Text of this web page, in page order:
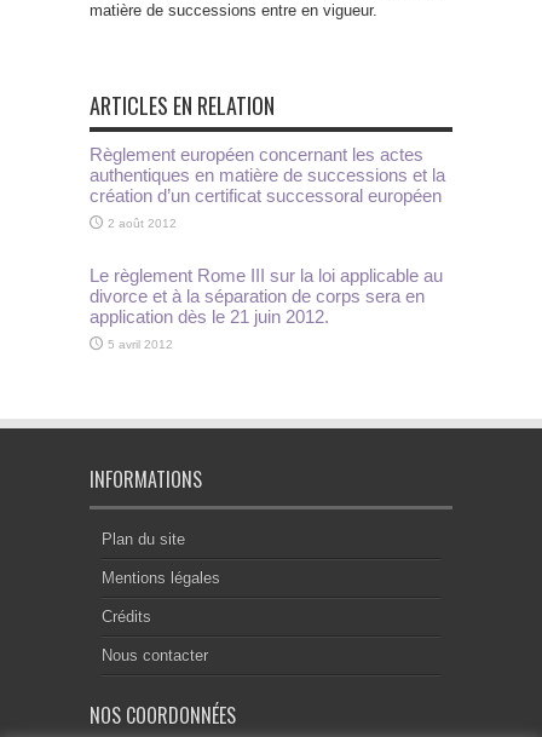
matière de successions entre en vigueur.
ARTICLES EN RELATION
Règlement européen concernant les actes
authentiques en matière de successions et la
création d’un certificat successoral européen
2 août 2012
Le règlement Rome III sur la loi applicable au
divorce et à la séparation de corps sera en
application dès le 21 juin 2012.
5 avril 2012
INFORMATIONS
Plan du site
Mentions légales
Crédits
Nous contacter
NOS COORDONNÉES